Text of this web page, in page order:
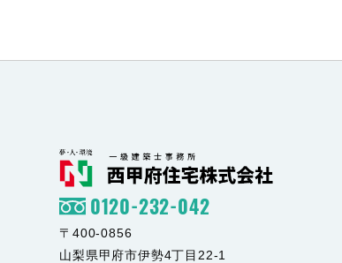
0120-232-042
〒400-0856
山梨県甲府市伊勢4丁目22-1